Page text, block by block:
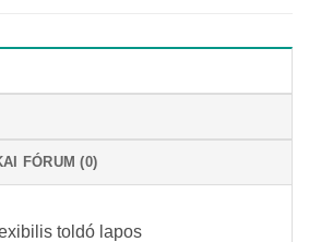
FÓRUM (0)
toldó lapos